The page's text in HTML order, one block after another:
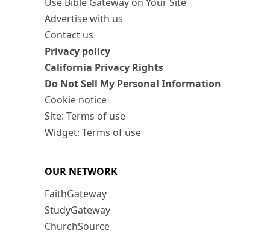
Advertise with us
Contact us
Privacy policy
California Privacy Rights
Do Not Sell My Personal Information
Cookie notice
Site: Terms of use
Widget: Terms of use
OUR NETWORK
FaithGateway
StudyGateway
ChurchSource